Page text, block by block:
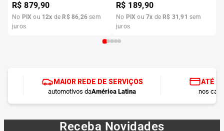
R$879,90
No PIX ou 12x de R$ 86,26 sem
juros
R$ 189,90
No PIX ou7x de R$ 31 ,91 sem
juros
MAIOR REDE DE SERVIÇOS
automotivos daAmérica Latina
ATÉ
nos
Receba Novidades